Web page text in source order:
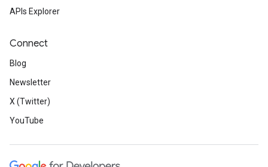
APIs Explorer
Connect
Blog
Newsletter
X (Twitter)
YouTube